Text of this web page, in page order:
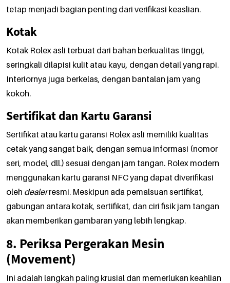
tetap menjadi bagian penting dari verifikasi keaslian.
Kotak
Kotak Rolex asli terbuat dari bahan berkualitas tinggi,
seringkali dilapisi kulit atau kayu, dengan detail yang rapi.
Interiornya juga berkelas, dengan bantalan jam yang
kokoh.
Sertifikat dan Kartu Garansi
Sertifikat atau kartu garansi Rolex asli memiliki kualitas
cetak yang sangat baik, dengan semua informasi (nomor
seri, model, dll.) sesuai dengan jam tangan. Rolex modern
menggunakan kartu garansi NFC yang dapat diverifikasi
oleh dealerresmi. Meskipun ada pemalsuan sertifikat,
gabungan antara kotak, sertifikat, dan ciri fisik jam tangan
akan memberikan gambaran yang lebih lengkap.
8. Periksa Pergerakan Mesin
(Movement)
Ini adalah langkah paling krusial dan memerlukan keahlian